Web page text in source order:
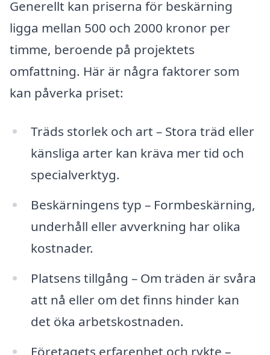
Generellt kan priserna för beskärning
ligga mellan 500 och 2000 kronor per
timme, beroende på projektets
omfattning. Här är några faktorer som
kan påverka priset:
Träds storlek och art – Stora träd eller
känsliga arter kan kräva mer tid och
specialverktyg.
Beskärningens typ – Formbeskärning,
underhåll eller avverkning har olika
kostnader.
Platsens tillgång – Om träden är svåra
att nå eller om det finns hinder kan
det öka arbetskostnaden.
Företagets erfarenhet och rykte –